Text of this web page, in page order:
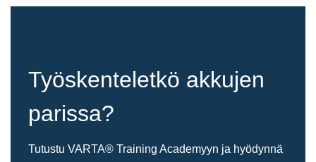
Työskenteletkö akkujen
parissa?
Tutustu VARTA® Training Academyyn ja hyödynnä